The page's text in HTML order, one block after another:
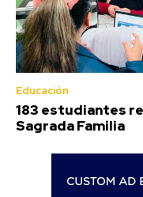
Educación
183 estudiantes
Sagrada Familia